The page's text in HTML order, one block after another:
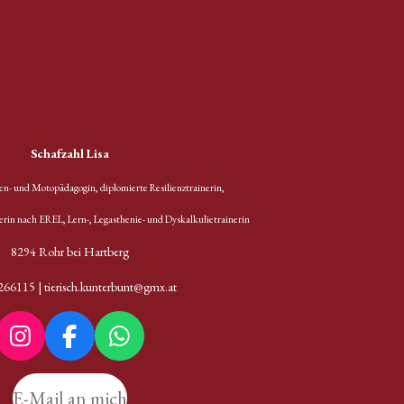
Schafzahl Lisa
und Motopädagogin, diplomierte Resilienztrainerin,
nach EREL, Lern-, Legasthenie- und Dyskalkulietrainerin
8294 Rohr bei Hartberg
| tierisch.kunterbunt@gmx.at
I
n
s
F
a
c
W
h
a
E-Mail an mich